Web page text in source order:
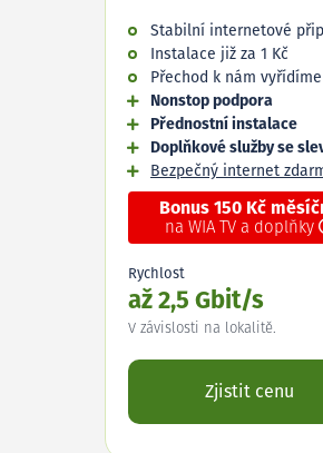
Stabilní internetové
Instalace již za 1 Kč
Přechod k nám
Nonstop podpora
Přednostní instalace
Doplňkové služby se
Bezpečný internet
Bonus 150 Kč
na WIA TV a doplňky
Rychlost
až 2,5 Gbit/s
V závislosti na lokalitě.
Zjistit cenu